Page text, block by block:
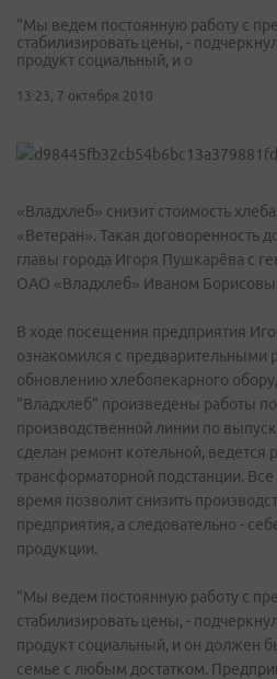
"Мы ведем постоянную работу с
стабилизировать цены, -
продукт социальный, и о
13:23, 7 октября 2010
«Владхлеб» снизит стоимость
«Ветеран». Такая договоренность
главы города Игоря Пушкарёва с
ОАО «Владхлеб» Иваном
В ходе посещения предприятия
ознакомился с предварительными
обновлению хлебопекарного
"Владхлеб" произведены работы
производственной линии по
сделан ремонт котельной, ведется
трансформаторной подстанции.
время позволит снизить
предприятия, а следовательно -
продукции.
"Мы ведем постоянную работу с
стабилизировать цены, -
продукт социальный, и он должен
семье с любым достатком.